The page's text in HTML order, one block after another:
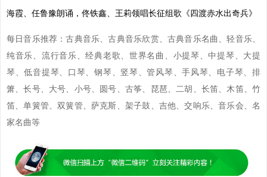
海霞、任鲁豫朗诵，佟铁鑫、王莉领唱长征组歌《四渡赤水出奇兵》
每日音乐推荐：古典音乐、古典音乐欣赏、古典音乐名曲、轻音乐、
纯音乐、流行音乐、经典老歌、世界名曲、小提琴、中提琴、大提
琴、低音提琴、口琴、钢琴、竖琴、管风琴、手风琴、电子琴、排
箫、长号、大号、小号、圆号、古筝、琵琶、二胡、长笛、木笛、竹
笛、单簧管、双簧管、萨克斯、架子鼓、吉他、交响乐、音乐会、名
家名曲等